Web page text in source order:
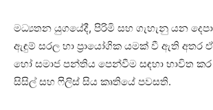
මධ්‍යතන යුගයේදී, පිරිමි සහ ගැහැනු යන
ඇඳුම් සරල හා ප්‍රායෝගික යමක් වී ඇති අතර
හෝ සමාජ පන්තිය පෙන්වීම සඳහා භාවිත
සිසිල් සහ ෆිලිස් සිය කෘතියේ පවසති.